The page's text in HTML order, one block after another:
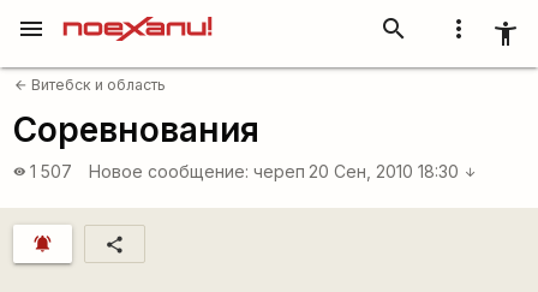
more_vert accessibility_new
search
menu
arrow_back Витебск и область
Соревнования
visibility 1 507 Новое сообщение: череп 20 Сен, 2010 18:30 arrow_downward
notifications_active share